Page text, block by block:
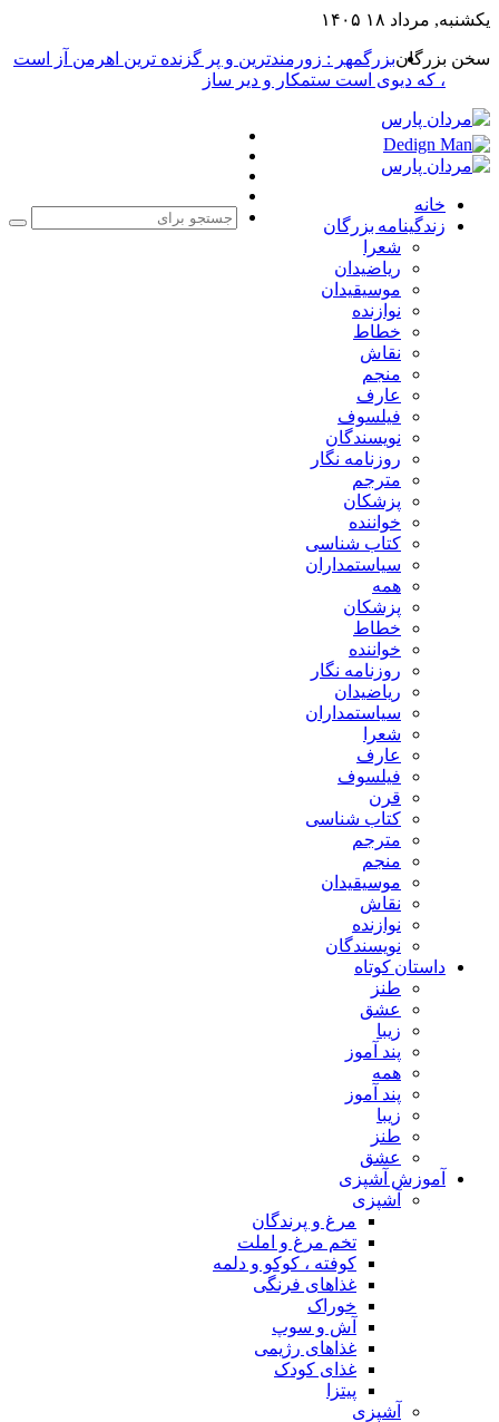
یکشنبه, مرداد ۱۸ ۱۴۰۵
سخن بزرگانبزرگمهر : زورمندترین و پر گزنده ترین اهرمن آز است
، که دیوی است ستمکار و دیر ساز
خانه
زندگینامه بزرگان
شعرا
ریاضیدان
موسیقیدان
نوازنده
خطاط
نقاش
منجم
عارف
فیلسوف
نویسندگان
روزنامه نگار
مترجم
پزشکان
خواننده
کتاب شناسی
سیاستمداران
همه
پزشکان
خطاط
خواننده
روزنامه نگار
ریاضیدان
سیاستمداران
شعرا
عارف
فیلسوف
قرن
کتاب شناسی
مترجم
منجم
موسیقیدان
نقاش
نوازنده
نویسندگان
داستان کوتاه
طنز
عشق
زیبا
پند آموز
همه
پند آموز
زیبا
طنز
عشق
آموزش آشپزی
آشپزی
مرغ و پرندگان
تخم مرغ و املت
کوفته ، کوکو و دلمه
غذاهای فرنگی
خوراک
آش و سوپ
غذاهای رژیمی
غذای کودک
پیتزا
آشپزی